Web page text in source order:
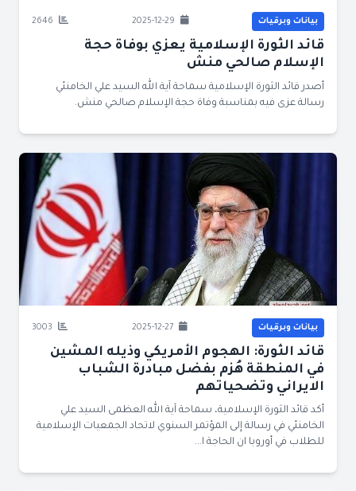
بيانات وبرقيات
قائد الثورة الإسلامية يعزي بوفاة حجة
الإسلام صالحي منش
أصدر قائد الثورة الإسلامية سماحة آية الله السيد علي الخامنئي
رسالة عزى فيه بمناسبة وفاة حجة الإسلام صالحي منش.
بيانات وبرقيات
قائد الثورة: الهجوم الأمريكي وذيله المشين
في المنطقة هُزم بفضل مبادرة الشباب
الايراني وتضحياتهم
أكد قائد الثورة الإسلامية، سماحة آية الله العظمى السيد علي
الخامنئي في رسالة إلى المؤتمر السنوي لاتحاد الجمعيات الإسلامية
للطلاب في أوروبا ان الحاجة ا...